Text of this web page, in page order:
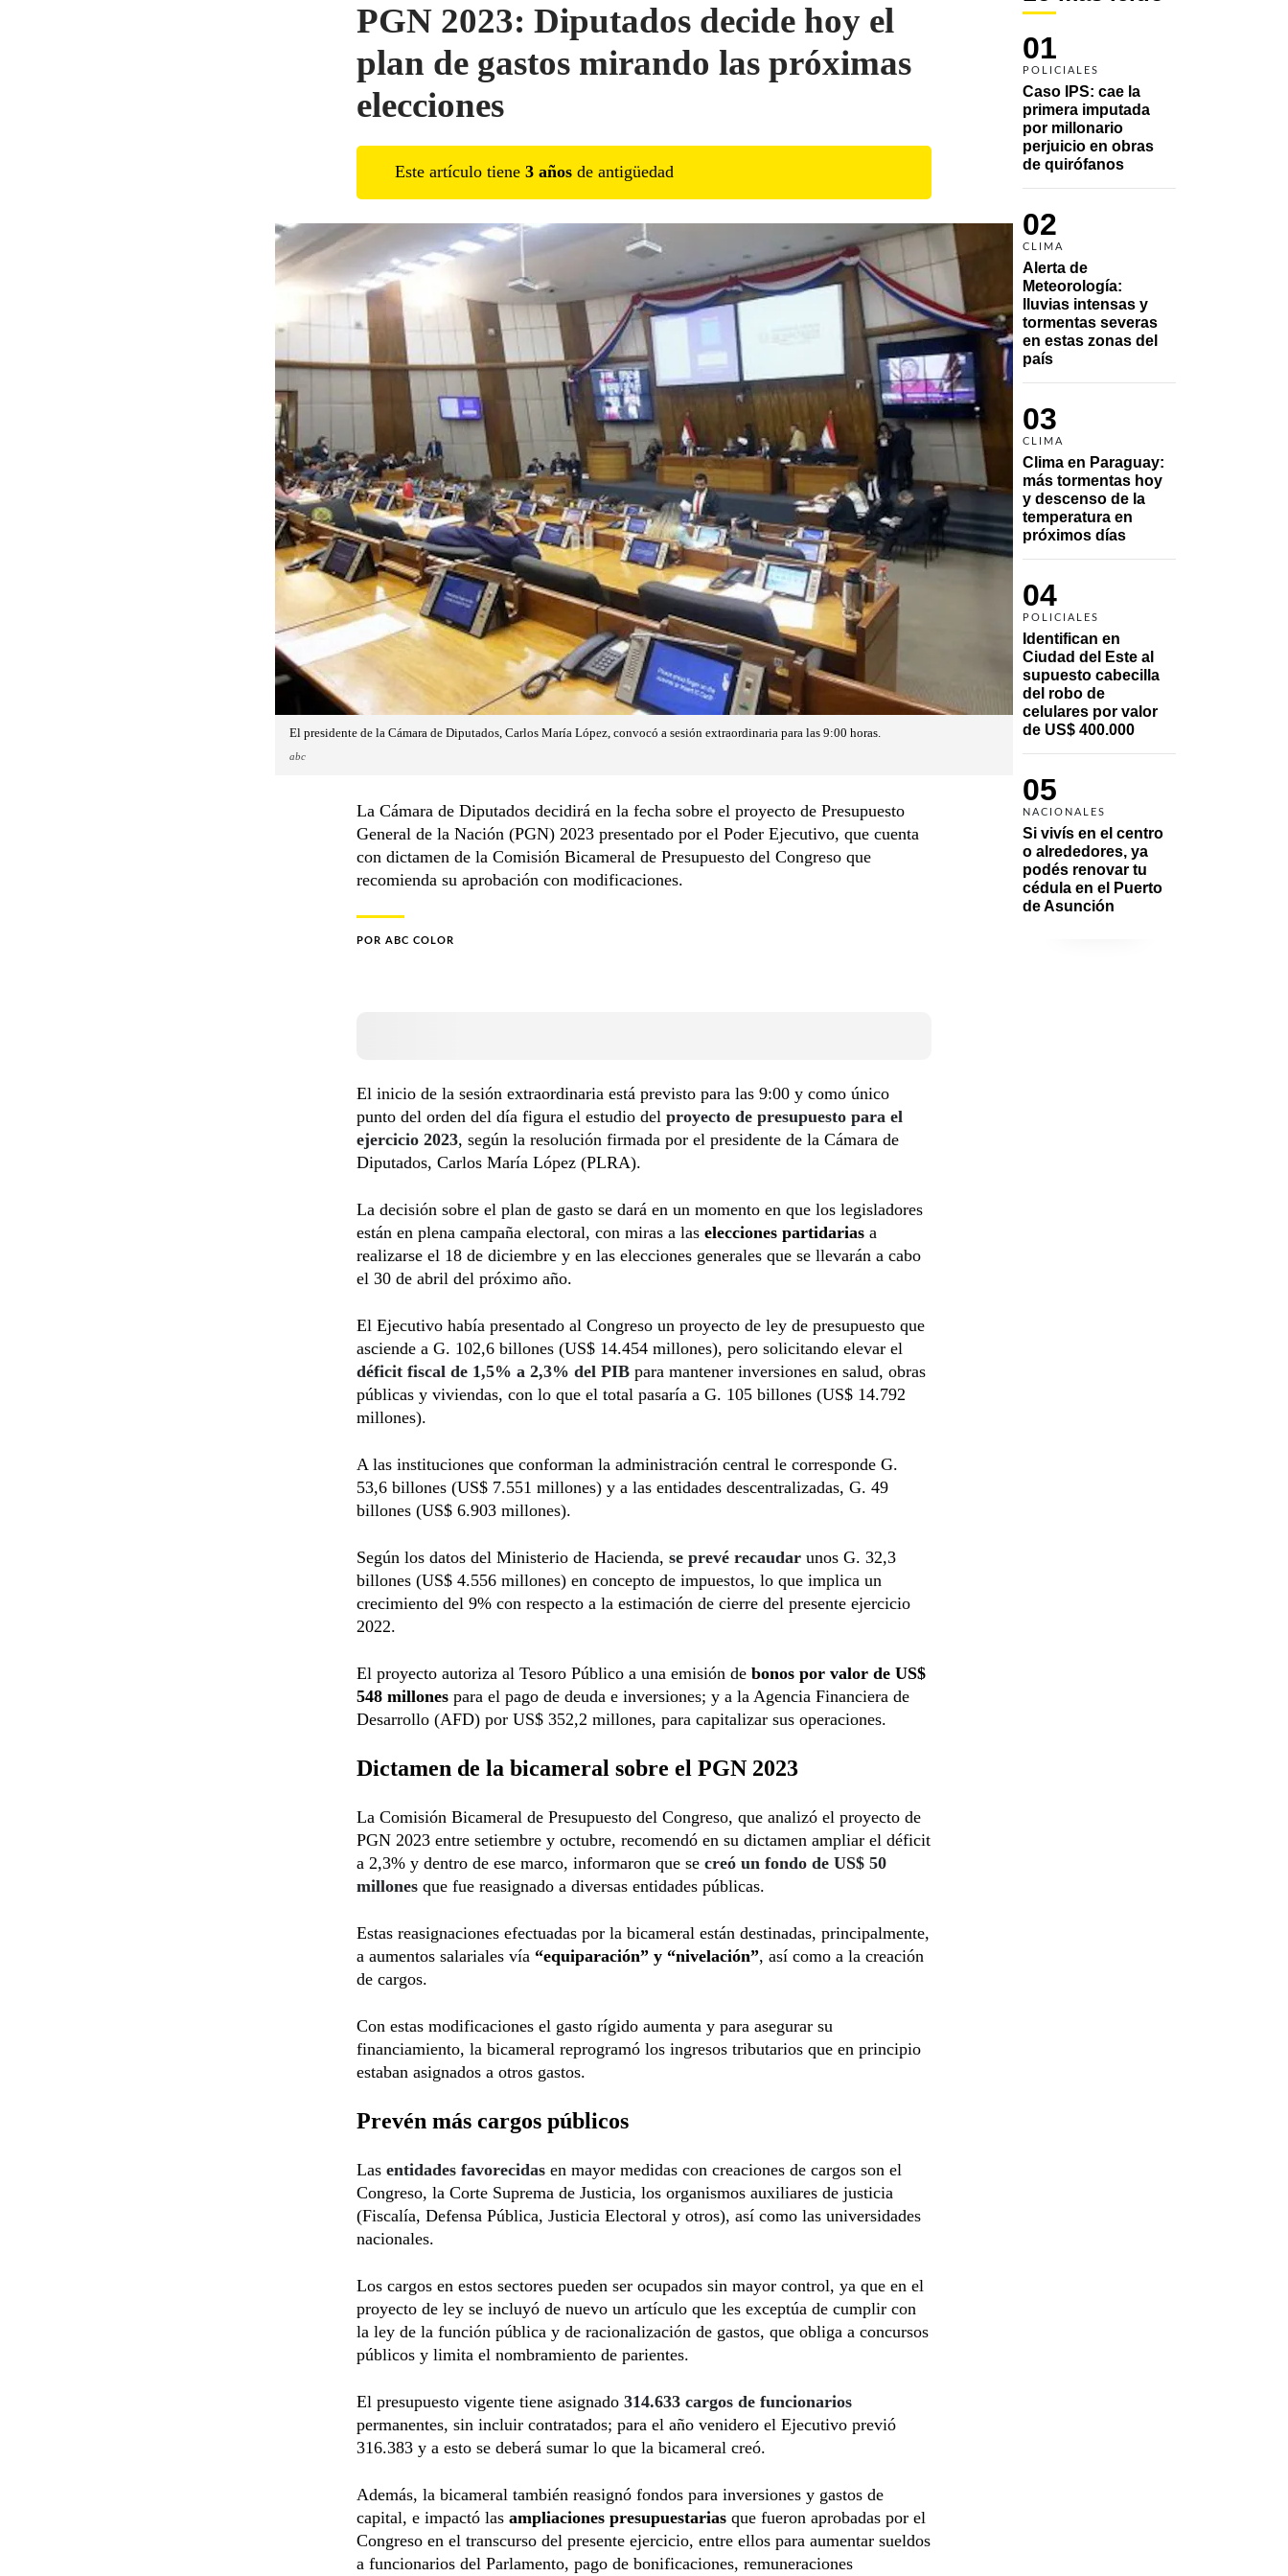
01
POLICIALES
Caso IPS: cae la
primera imputada
por millonario
perjuicio en obras
de quirófanos
02
CLIMA
Alerta de
Meteorología:
lluvias intensas y
tormentas severas
en estas zonas del
país
03
CLIMA
Clima en Paraguay:
más tormentas hoy
y descenso de la
temperatura en
próximos días
04
POLICIALES
Identifican en
Ciudad del Este al
supuesto cabecilla
del robo de
celulares por valor
de US$ 400.000
05
NACIONALES
Si vivís en el centro
o alrededores, ya
podés renovar tu
cédula en el Puerto
de Asunción
PGN 2023: Diputados decide hoy el
plan de gastos mirando las próximas
elecciones
Este artículo tiene 3 años de antigüedad
El presidente de la Cámara de Diputados, Carlos María López, convocó a sesión extraordinaria para las 9:00 horas.
abc
La Cámara de Diputados decidirá en la fecha sobre el proyecto de Presupuesto
General de la Nación (PGN) 2023 presentado por el Poder Ejecutivo, que cuenta
con dictamen de la Comisión Bicameral de Presupuesto del Congreso que
recomienda su aprobación con modificaciones.
POR ABC COLOR
El inicio de la sesión extraordinaria está previsto para las 9:00 y como único
punto del orden del día figura el estudio del proyecto de presupuesto para el
ejercicio 2023, según la resolución firmada por el presidente de la Cámara de
Diputados, Carlos María López (PLRA).
La decisión sobre el plan de gasto se dará en un momento en que los legisladores
están en plena campaña electoral, con miras a las elecciones partidarias a
realizarse el 18 de diciembre y en las elecciones generales que se llevarán a cabo
el 30 de abril del próximo año.
El Ejecutivo había presentado al Congreso un proyecto de ley de presupuesto que
asciende a G. 102,6 billones (US$ 14.454 millones), pero solicitando elevar el
déficit fiscal de 1,5% a 2,3% del PIB para mantener inversiones en salud, obras
públicas y viviendas, con lo que el total pasaría a G. 105 billones (US$ 14.792
millones).
A las instituciones que conforman la administración central le corresponde G.
53,6 billones (US$ 7.551 millones) y a las entidades descentralizadas, G. 49
billones (US$ 6.903 millones).
Según los datos del Ministerio de Hacienda, se prevé recaudar unos G. 32,3
billones (US$ 4.556 millones) en concepto de impuestos, lo que implica un
crecimiento del 9% con respecto a la estimación de cierre del presente ejercicio
2022.
El proyecto autoriza al Tesoro Público a una emisión de bonos por valor de US$
548 millones para el pago de deuda e inversiones; y a la Agencia Financiera de
Desarrollo (AFD) por US$ 352,2 millones, para capitalizar sus operaciones.
Dictamen de la bicameral sobre el PGN 2023
La Comisión Bicameral de Presupuesto del Congreso, que analizó el proyecto de
PGN 2023 entre setiembre y octubre, recomendó en su dictamen ampliar el déficit
a 2,3% y dentro de ese marco, informaron que se creó un fondo de US$ 50
millones que fue reasignado a diversas entidades públicas.
Estas reasignaciones efectuadas por la bicameral están destinadas, principalmente,
a aumentos salariales vía “equiparación” y “nivelación”, así como a la creación
de cargos.
Con estas modificaciones el gasto rígido aumenta y para asegurar su
financiamiento, la bicameral reprogramó los ingresos tributarios que en principio
estaban asignados a otros gastos.
Prevén más cargos públicos
Las entidades favorecidas en mayor medidas con creaciones de cargos son el
Congreso, la Corte Suprema de Justicia, los organismos auxiliares de justicia
(Fiscalía, Defensa Pública, Justicia Electoral y otros), así como las universidades
nacionales.
Los cargos en estos sectores pueden ser ocupados sin mayor control, ya que en el
proyecto de ley se incluyó de nuevo un artículo que les exceptúa de cumplir con
la ley de la función pública y de racionalización de gastos, que obliga a concursos
públicos y limita el nombramiento de parientes.
El presupuesto vigente tiene asignado 314.633 cargos de funcionarios
permanentes, sin incluir contratados; para el año venidero el Ejecutivo previó
316.383 y a esto se deberá sumar lo que la bicameral creó.
Además, la bicameral también reasignó fondos para inversiones y gastos de
capital, e impactó las ampliaciones presupuestarias que fueron aprobadas por el
Congreso en el transcurso del presente ejercicio, entre ellos para aumentar sueldos
a funcionarios del Parlamento, pago de bonificaciones, remuneraciones